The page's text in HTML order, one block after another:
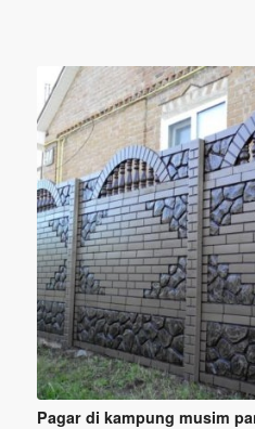
Pagar di kampung musim